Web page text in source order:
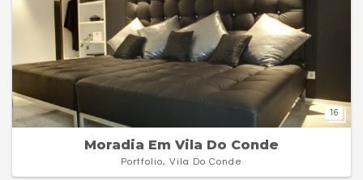
16
Moradia Em Vila Do Conde
Portfolio, Vila Do Conde